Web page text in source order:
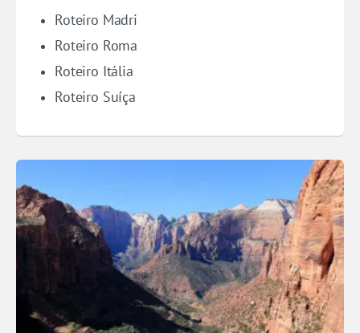
Roteiro Madri
Roteiro Roma
Roteiro Itália
Roteiro Suíça